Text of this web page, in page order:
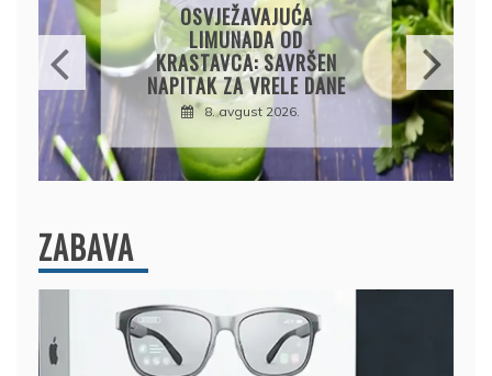
KROMPIRUŠA IZLIVAČA:
JEDNOSTAVNA PITA BEZ
KORA, HRSKAVA I
UKUSNA
8. avgust 2026.
ZABAVA